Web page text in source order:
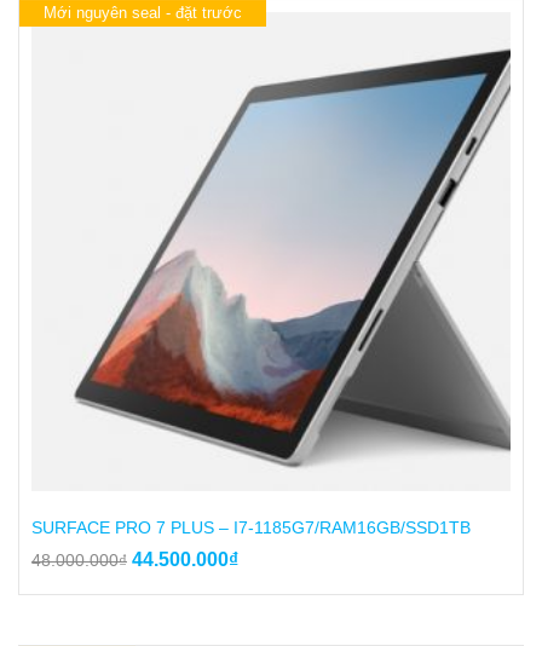
Mới nguyên seal - đặt trước
SURFACE PRO 7 PLUS – I7-1185G7/RAM16GB/SSD1TB
48.000.000₫ Giá
44.500.000₫Giá